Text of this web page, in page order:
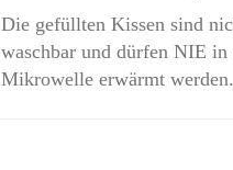
Die gefüllten Kissen sind
waschbar und dürfen NIE in
Mikrowelle erwärmt werden.